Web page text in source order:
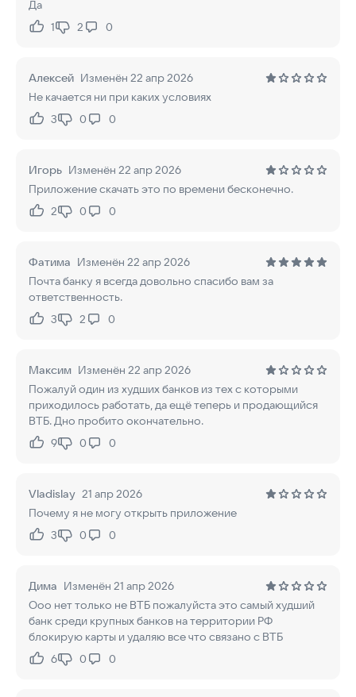
Да
Нравится:
1Не нравится:
2 0
Алексей Изменён 22 апр 2026
Не качается ни при каких условиях
Нравится:
3Не нравится:
0 0
Игорь Изменён 22 апр 2026
Приложение скачать это по времени бесконечно.
Нравится:
2Не нравится:
0 0
Фатима Изменён 22 апр 2026
Почта банку я всегда довольно спасибо вам за
ответственность.
Нравится:
3Не нравится:
2 0
Максим Изменён 22 апр 2026
Пожалуй один из худших банков из тех с которыми
приходилось работать, да ещё теперь и продающийся
ВТБ. Дно пробито окончательно.
Нравится:
9Не нравится:
0 0
Vladislay 21 апр 2026
Почему я не могу открыть приложение
Нравится:
3Не нравится:
0 0
Дима Изменён 21 апр 2026
Ооо нет только не ВТБ пожалуйста это самый худший
банк среди крупных банков на территории РФ
блокирую карты и удаляю все что связано с ВТБ
Нравится:
6Не нравится:
0 0